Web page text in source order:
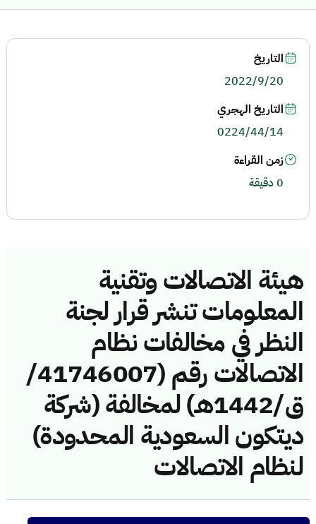
هيئة الاتصالات وتقنية
المعلومات تنشر قرار لجنة
النظر في مخالفات نظام
الاتصالات رقم (41746007/
ق/1442هـ) لمخالفة (شركة
ديتكون السعودية المحدودة)
لنظام الاتصالات
التاريخ
2022/9/20
التاريخ الهجري
0224/44/14
زمن القراءة
0 دقيقة